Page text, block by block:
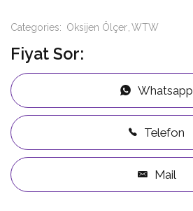
Categories: Oksijen Ölçer WTW
Fiyat Sor:
Whatsapp
Telefon
Mail